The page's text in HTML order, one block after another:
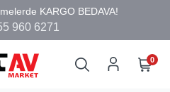
960 6271
0